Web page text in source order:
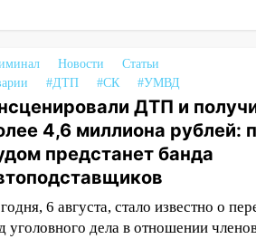
Новости
Статьи
#ДТП #СК #УМВД
ДТП и
4,6 миллиона рублей:
предстанет банда
6 августа, стало известно о
уголовного дела в отношении